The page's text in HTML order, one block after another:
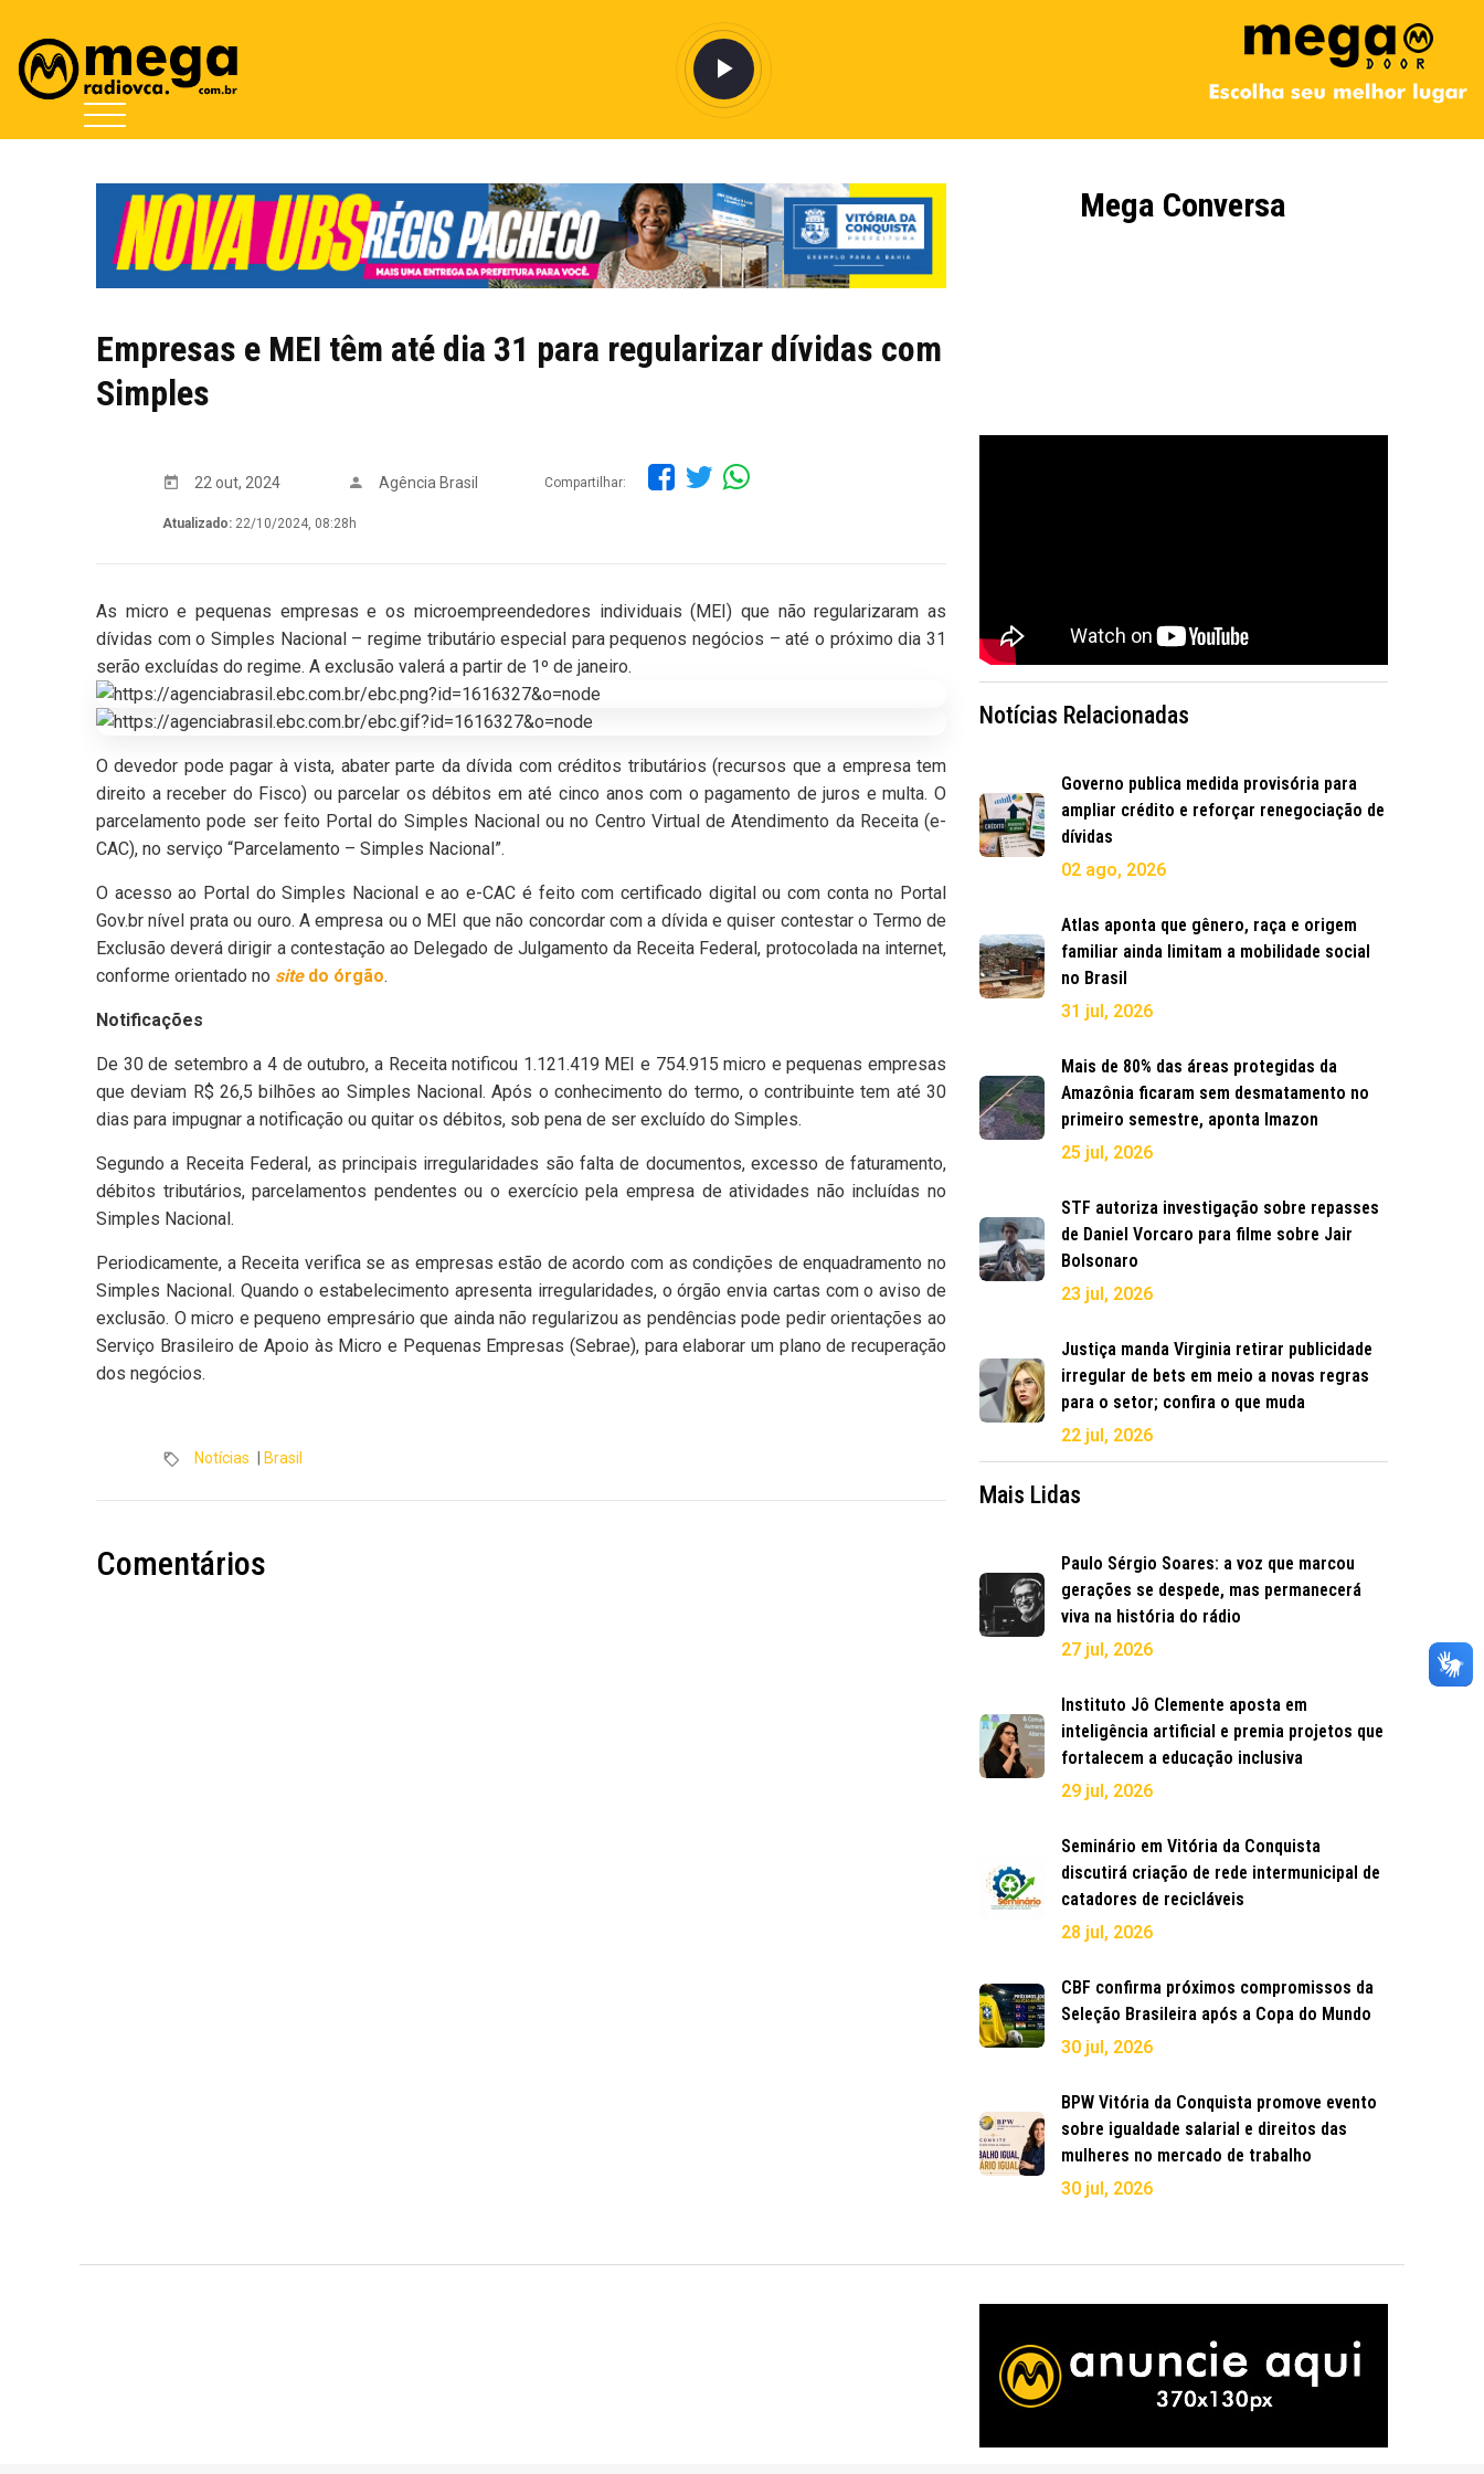
Empresas e MEI têm até dia 31 para regularizar dívidas com
Simples
22 out, 2024 Agência Brasil Compartilhar:
Atualizado: 22/10/2024, 08:28h
As micro e pequenas empresas e os microempreendedores individuais (MEI) que não regularizaram as
dívidas com o Simples Nacional – regime tributário especial para pequenos negócios – até o próximo dia 31
serão excluídas do regime. A exclusão valerá a partir de 1º de janeiro.
O devedor pode pagar à vista, abater parte da dívida com créditos tributários (recursos que a empresa tem
direito a receber do Fisco) ou parcelar os débitos em até cinco anos com o pagamento de juros e multa. O
parcelamento pode ser feito Portal do Simples Nacional ou no Centro Virtual de Atendimento da Receita (e-
CAC), no serviço “Parcelamento – Simples Nacional”.
O acesso ao Portal do Simples Nacional e ao e-CAC é feito com certificado digital ou com conta no Portal
Gov.br nível prata ou ouro. A empresa ou o MEI que não concordar com a dívida e quiser contestar o Termo de
Exclusão deverá dirigir a contestação ao Delegado de Julgamento da Receita Federal, protocolada na internet,
conforme orientado no sitedo órgão.
Notificações
De 30 de setembro a 4 de outubro, a Receita notificou 1.121.419 MEI e 754.915 micro e pequenas empresas
que deviam R$ 26,5 bilhões ao Simples Nacional. Após o conhecimento do termo, o contribuinte tem até 30
dias para impugnar a notificação ou quitar os débitos, sob pena de ser excluído do Simples.
Segundo a Receita Federal, as principais irregularidades são falta de documentos, excesso de faturamento,
débitos tributários, parcelamentos pendentes ou o exercício pela empresa de atividades não incluídas no
Simples Nacional.
Periodicamente, a Receita verifica se as empresas estão de acordo com as condições de enquadramento no
Simples Nacional. Quando o estabelecimento apresenta irregularidades, o órgão envia cartas com o aviso de
exclusão. O micro e pequeno empresário que ainda não regularizou as pendências pode pedir orientações ao
Serviço Brasileiro de Apoio às Micro e Pequenas Empresas (Sebrae), para elaborar um plano de recuperação
dos negócios.
Notícias Brasil
Comentários
Mega Conversa
Notícias Relacionadas
Governo publica medida provisória para
ampliar crédito e reforçar renegociação de
dívidas
02 ago, 2026
Atlas aponta que gênero, raça e origem
familiar ainda limitam a mobilidade social
no Brasil
31 jul, 2026
Mais de 80% das áreas protegidas da
Amazônia ficaram sem desmatamento no
primeiro semestre, aponta Imazon
25 jul, 2026
STF autoriza investigação sobre repasses
de Daniel Vorcaro para filme sobre Jair
Bolsonaro
23 jul, 2026
Justiça manda Virginia retirar publicidade
irregular de bets em meio a novas regras
para o setor; confira o que muda
22 jul, 2026
Mais Lidas
Paulo Sérgio Soares: a voz que marcou
gerações se despede, mas permanecerá
viva na história do rádio
27 jul, 2026
Instituto Jô Clemente aposta em
inteligência artificial e premia projetos que
fortalecem a educação inclusiva
29 jul, 2026
Seminário em Vitória da Conquista
discutirá criação de rede intermunicipal de
catadores de recicláveis
28 jul, 2026
CBF confirma próximos compromissos da
Seleção Brasileira após a Copa do Mundo
30 jul, 2026
BPW Vitória da Conquista promove evento
sobre igualdade salarial e direitos das
mulheres no mercado de trabalho
30 jul, 2026